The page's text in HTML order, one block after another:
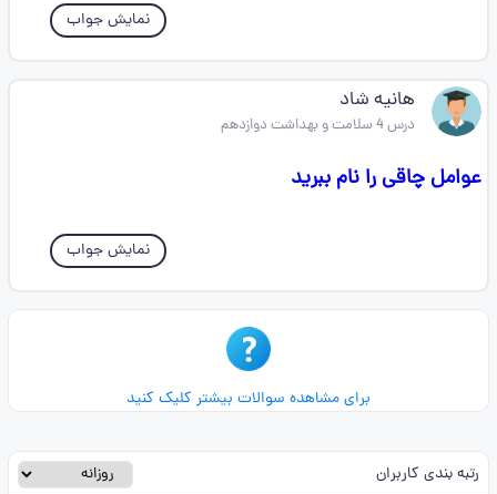
نمایش جواب
هانیه شاد
درس 4 سلامت و بهداشت دوازدهم
عوامل چاقی را نام ببرید
نمایش جواب
برای مشاهده سوالات بیشتر کلیک کنید
رتبه بندی کاربران